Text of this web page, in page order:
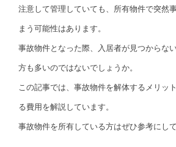
注意して管理していても、所有物件で突然
まう可能性はあります。
事故物件となった際、入居者が見つからな
方も多いのではないでしょうか。
この記事では、事故物件を解体するメリッ
る費用を解説しています。
事故物件を所有している方はぜひ参考にして